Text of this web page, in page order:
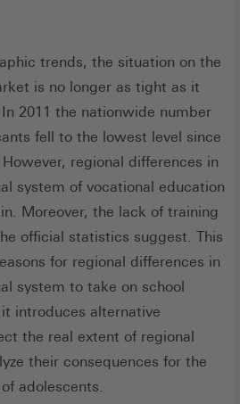
trends, the situation on the
is no longer as tight as it
2011 the nationwide number
fell to the lowest level since
regional differences in
system of vocational education
Moreover, the lack of training
official statistics suggest. This
for regional differences in
system to take on school
introduces alternative
the real extent of regional
their consequences for the
adolescents.